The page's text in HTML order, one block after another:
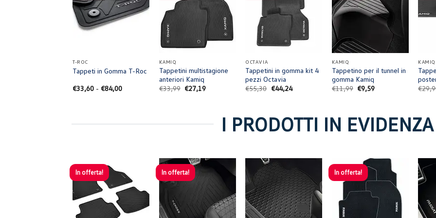
T-ROC
Tappeti in Gomma T-Roc
€33,60 - €84,00Fascia
a
KAMIQ
Tappetini multistagione
anteriori Kamiq
€33,99 Il
prezzo
€27,19Il
+
OCTAVIA
Tappetini in gomma kit 4
pezzi Octavia
€55,30 Il
prezzo
€55,30.
€44,24Il
+
KAMIQ
Tappetino per il tunnel in
gomma Kamiq
€11,99 Il
prezzo
€9,59Il
KAMIQ
€
I PRODOTTI IN EVIDENZA
In offerta! In offerta! In offerta!